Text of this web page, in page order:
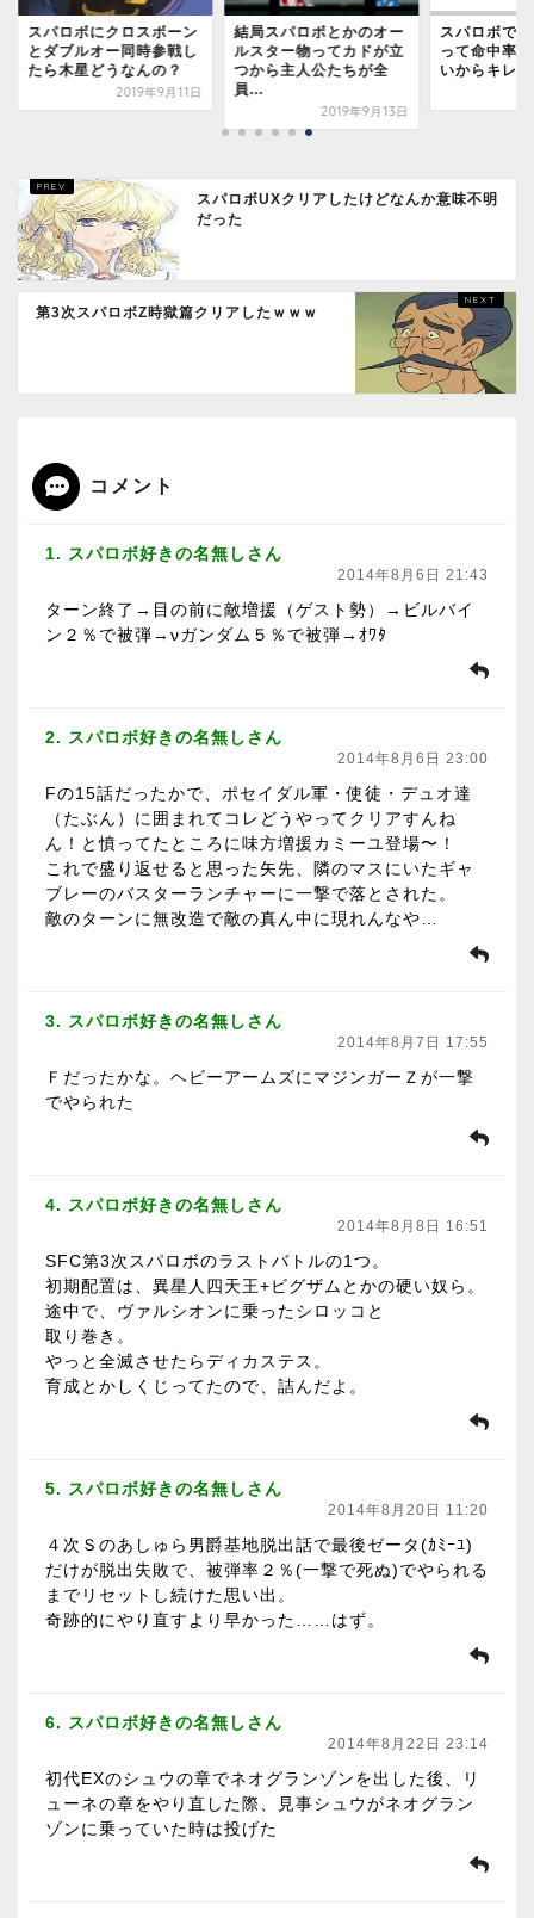
ロボにクロスボーン
ブルオー同時参戦し
木星どうなんの？
2019年9月11日
結局スパロボとかのオー
ルスター物ってカドが立
つから主人公たちが全
員...
2019年9月13日
スパロボで回避され
って命中率何％以上
いからキレ気味にな
スパロボUXクリアしたけどなんか意味不明
だった
第3次スパロボZ時獄篇クリアしたｗｗｗ
コメント
1. スパロボ好きの名無しさん
2014年8月6日 21:43
ターン終了→目の前に敵増援（ゲスト勢）→ビルバイ
ン２％で被弾→νガンダム５％で被弾→ｵﾜﾀ
2. スパロボ好きの名無しさん
2014年8月6日 23:00
Fの15話だったかで、ポセイダル軍・使徒・デュオ達
（たぶん）に囲まれてコレどうやってクリアすんね
ん！と憤ってたところに味方増援カミーユ登場〜！
これで盛り返せると思った矢先、隣のマスにいたギャ
ブレーのバスターランチャーに一撃で落とされた。
敵のターンに無改造で敵の真ん中に現れんなや…
3. スパロボ好きの名無しさん
2014年8月7日 17:55
Ｆだったかな。ヘビーアームズにマジンガーＺが一撃
でやられた
4. スパロボ好きの名無しさん
2014年8月8日 16:51
SFC第3次スパロボのラストバトルの1つ。
初期配置は、異星人四天王+ビグザムとかの硬い奴ら。
途中で、ヴァルシオンに乗ったシロッコと
取り巻き。
やっと全滅させたらディカステス。
育成とかしくじってたので、詰んだよ。
5. スパロボ好きの名無しさん
2014年8月20日 11:20
４次Ｓのあしゅら男爵基地脱出話で最後ゼータ(ｶﾐｰﾕ)
だけが脱出失敗で、被弾率２％(一撃で死ぬ)でやられる
までリセットし続けた思い出。
奇跡的にやり直すより早かった……はず。
6. スパロボ好きの名無しさん
2014年8月22日 23:14
初代EXのシュウの章でネオグランゾンを出した後、リ
ューネの章をやり直した際、見事シュウがネオグラン
ゾンに乗っていた時は投げた